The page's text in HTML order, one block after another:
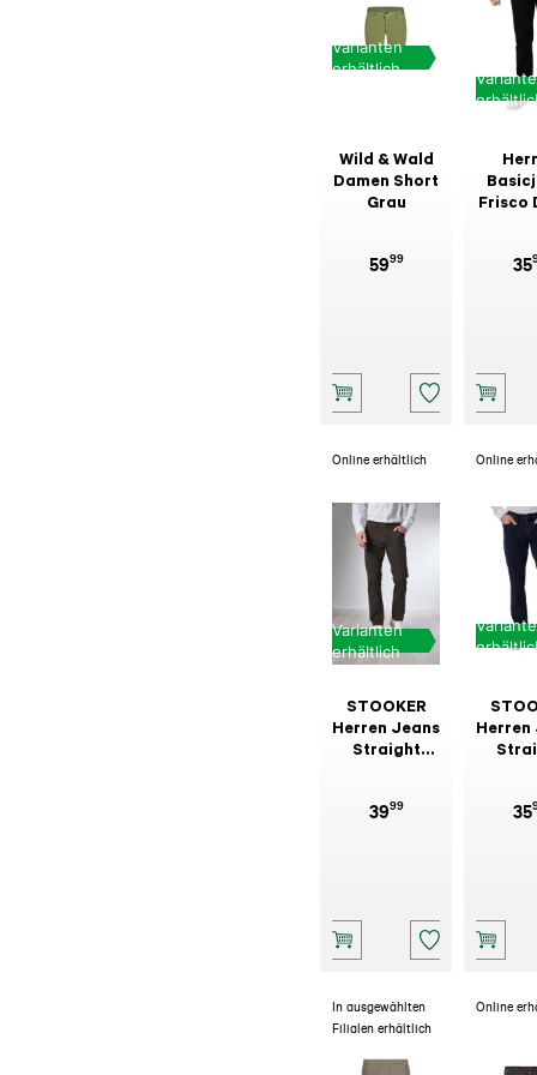
Varianten
erhältlich
Wild & Wald
Damen Short
Grau
5999
Frisco
35
Online erhältlich
Varianten
erhältlich
STOOKER
Herren Jeans
Straight
3999
Online
Herren
35
In ausgewählten
Filialen erhältlich
Online